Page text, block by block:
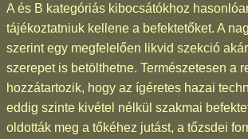
A és B kategóriás kibocsátókhoz
tájékoztatniuk kellene a befektetőket. A
szerint egy megfelelően likvid szekció
szerepet is betölthetne. Természetesen a
hozzátartozik, hogy az ígéretes hazai
eddig szinte kivétel nélkül szakmai
oldották meg a tőkéhez jutást, a tőzsdei